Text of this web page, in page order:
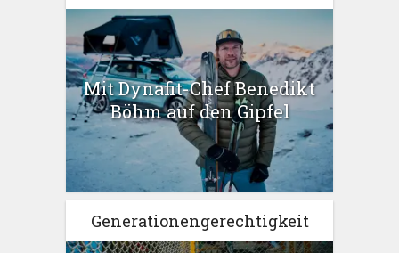
Mit Dynafit-Chef Benedikt
Böhm auf den Gipfel
Generationengerechtigkeit